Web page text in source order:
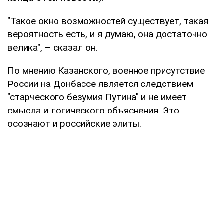
"Такое окно возможностей существует, такая
вероятность есть, и я думаю, она достаточно
велика", – сказал он.
По мнению Казанского, военное присутствие
России на Донбассе является следствием
"старческого безумия Путина" и не имеет
смысла и логического объяснения. Это
осознают и российские элиты.